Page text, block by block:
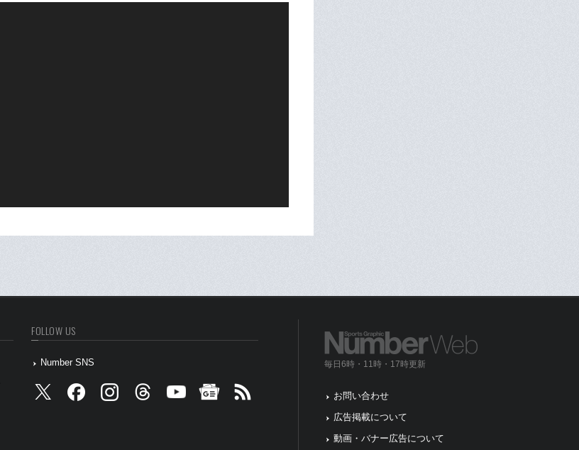
FOLLOW US
Number SNS 毎日6時・11時・17時更新
お問い合わせ
広告掲載について
動画・バナー広告について